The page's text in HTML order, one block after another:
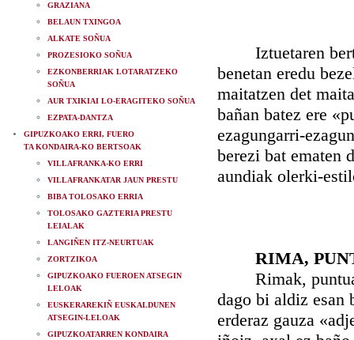
GRAZIANA
BELAUN TXINGOA
ALKATE SOÑUA
PROZESIOKO SOÑUA
EZKONBERRIAK LOTARATZEKO
SOÑUA
AUR TXIKIAI LO-ERAGITEKO SOÑUA
EZPATA-DANTZA
GIPUZKOAKO ERRI, FUERO
TA KONDAIRA-KO BERTSOAK
VILLAFRANKA-KO ERRI
VILLAFRANKATAR JAUN PRESTU
BIBA TOLOSAKO ERRIA
TOLOSAKO GAZTERIA PRESTU
LEIALAK
LANGIÑEN ITZ-NEURTUAK
ZORTZIKOA
GIPUZKOAKO FUEROEN ATSEGIN
LELOAK
EUSKERAREKIÑ EUSKALDUNEN
ATSEGIN-LELOAK
GIPUZKOATARREN KONDAIRA
Iztuetaren
benetan eredu
maitatzen det
bañan batez ere
ezagungarri-
berezi bat ematen
aundiak olerki-
RIMA,
Rimak, puntuak
dago bi aldiz esan
erderaz gauza